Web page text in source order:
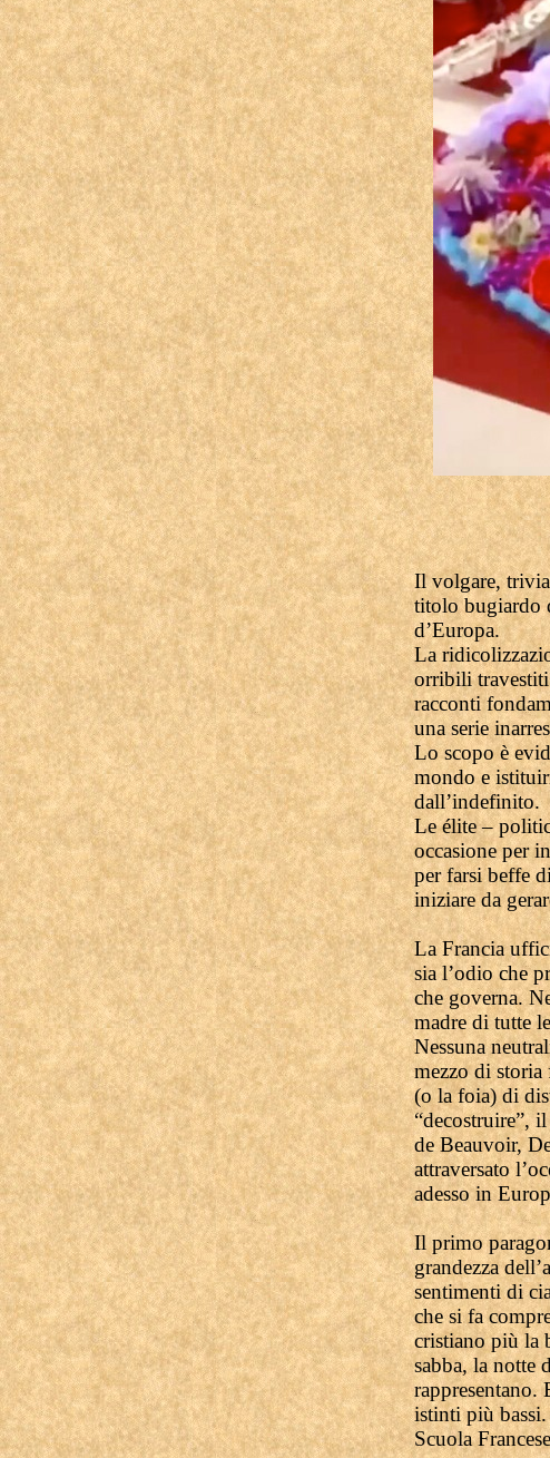
Il volgare,
titolo bugiardo
d’Europa.
La
orribili travestiti
racconti
una serie
Lo scopo è
mondo e
dall’indefinito.
Le élite –
occasione per
per farsi beffe
iniziare da
La Francia
sia l’odio che
che governa.
madre di tutte
Nessuna
mezzo di storia
(o la foia) di
“decostruire”,
de Beauvoir,
attraversato
adesso in
Il primo
grandezza
sentimenti di
che si fa
cristiano più la
sabba, la notte
rappresentano.
istinti più
Scuola